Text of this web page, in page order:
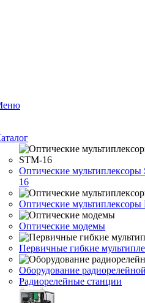
Оптические
16
Оптические мультиплексоры
Оптические модемы
Первичные гибкие
Оборудование
Радиорелейные станции